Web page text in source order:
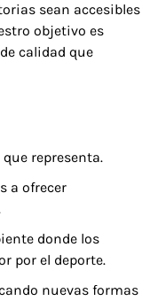
sean accesibles
objetivo es
calidad que
representa.
a ofrecer
donde los
por el deporte.
nuevas formas